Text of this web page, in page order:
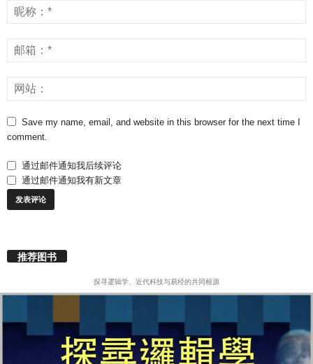
Save my name, email, and website in this browser for the next time I
comment.
通过邮件通知我后续评论
通过邮件通知我有新文章
推荐图书
探寻逻辑学、近代科技与易经的共同根源